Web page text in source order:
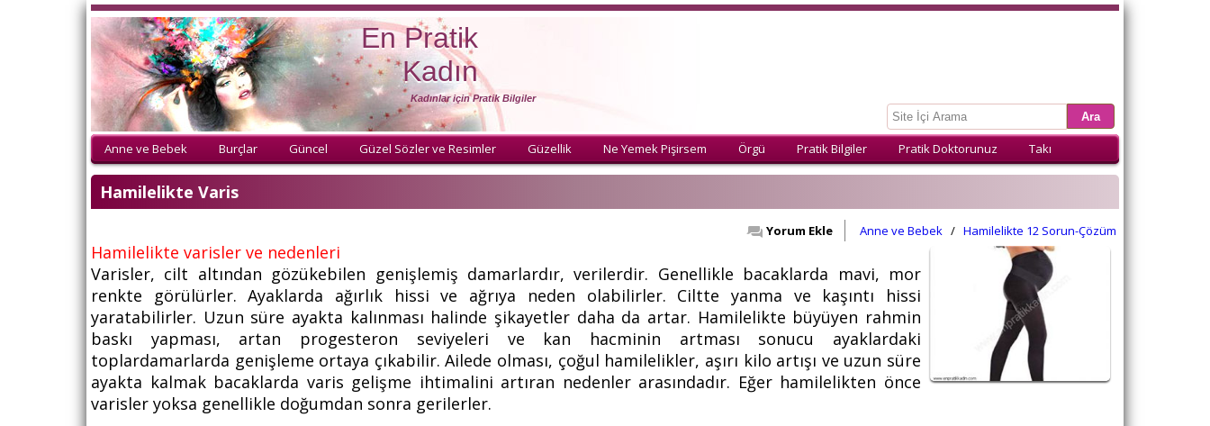
En Pratik
Kadın
Kadınlar için Pratik Bilgiler
Anne ve Bebek Burçlar Güncel Güzel Sözler ve Resimler Güzellik Ne Yemek Pişirsem Örgü Pratik Bilgiler Pratik Doktorunuz Takı
Hamilelikte Varis
Hamilelikte 12 Sorun-Çözüm
/
Anne ve Bebek
Yorum Ekle
Hamilelikte varisler ve nedenleri
Varisler, cilt altından gözükebilen genişlemiş damarlardır, verilerdir. Genellikle bacaklarda mavi, mor
renkte görülürler. Ayaklarda ağırlık hissi ve ağrıya neden olabilirler. Ciltte yanma ve kaşıntı hissi
yaratabilirler. Uzun süre ayakta kalınması halinde şikayetler daha da artar. Hamilelikte büyüyen rahmin
baskı yapması, artan progesteron seviyeleri ve kan hacminin artması sonucu ayaklardaki
toplardamarlarda genişleme ortaya çıkabilir. Ailede olması, çoğul hamilelikler, aşırı kilo artışı ve uzun süre
ayakta kalmak bacaklarda varis gelişme ihtimalini artıran nedenler arasındadır. Eğer hamilelikten önce
varisler yoksa genellikle doğumdan sonra gerilerler.